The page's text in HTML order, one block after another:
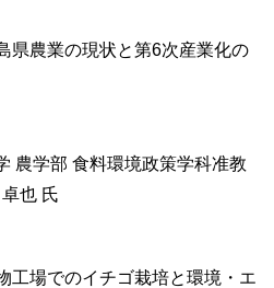
県農業の現状と第6次産業化の
農学部 食料環境政策学科准教
也 氏
工場でのイチゴ栽培と環境・エ